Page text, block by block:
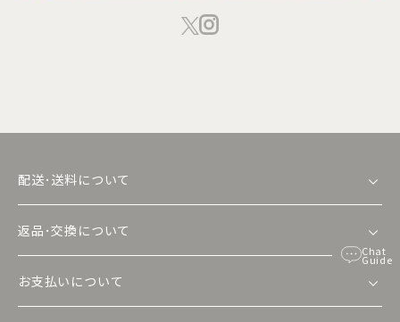
Chat
Guide
配送･送料について
返品･交換について
お支払いについて